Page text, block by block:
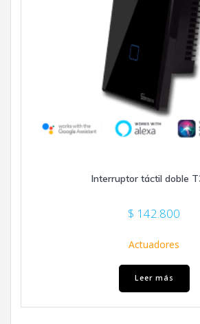
Interruptor táctil doble
$ 142.800
Actuadores
Leer más